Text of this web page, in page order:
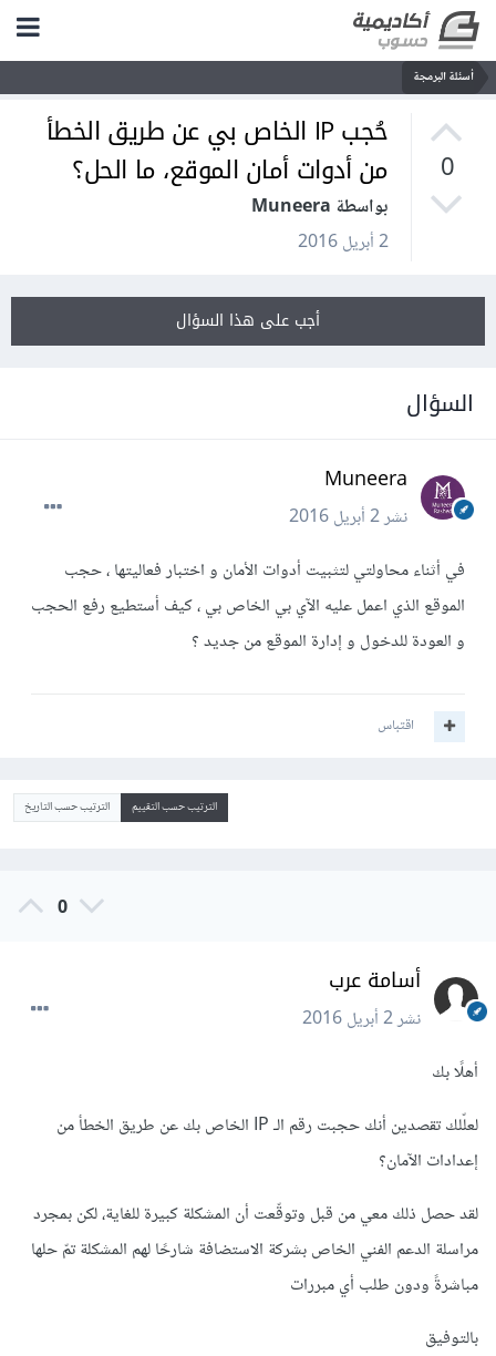
أسئلة البرمجة
0
حُجب IP الخاص بي عن طريق الخطأ
من أدوات أمان الموقع، ما الحل؟
بواسطة Muneera
2 أبريل 2016
أجب على هذا السؤال
السؤال
Muneera
نشر2 أبريل 2016
في أثناء محاولتي لتثبيت أدوات الأمان و اختبار فعاليتها ، حجب
الموقع الذي اعمل عليه الآي بي الخاص بي ، كيف أستطيع رفع الحجب
و العودة للدخول و إدارة الموقع من جديد ؟
اقتباس
الترتيب حسب التقييم الترتيب حسب التاريخ
0
أسامة عرب
نشر2 أبريل 2016
أهلًا بك
لعلّلك تقصدين أنك حجبت رقم الـ IP الخاص بك عن طريق الخطأ من
إعدادات الآمان؟
لقد حصل ذلك معي من قبل وتوقّعت أن المشكلة كبيرة للغاية، لكن بمجرد
مراسلة الدعم الفني الخاص بشركة الاستضافة شارحًا لهم المشكلة تمّ حلها
مباشرةً ودون طلب أي مبررات
بالتوفيق